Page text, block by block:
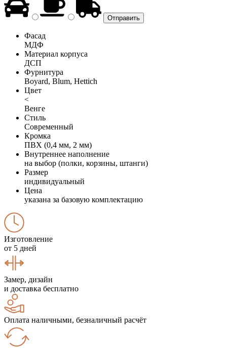
Фасад
МДФ
Материал корпуса
ДСП
Фурнитура
Boyard, Blum, Hettich
Цвет
<
Венге
Стиль
Современный
Кромка
ПВХ (0,4 мм, 2 мм)
Внутреннее наполнение
на выбор (полки, корзины, штанги)
Размер
индивидуальный
Цена
указана за базовую комплектацию
Изготовление
от 5 дней
Замер, дизайн
и доставка бесплатно
Оплата наличными, безналичный расчёт